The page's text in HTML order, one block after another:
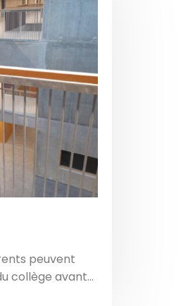
peuvent
collège avant...